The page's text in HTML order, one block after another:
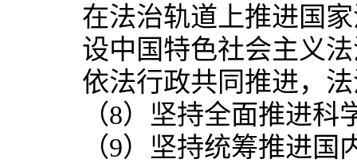
在法治轨道上推进国
设中国特色社会主义
依法行政共同推进，
（8）坚持全面推进
（9）坚持统筹推进